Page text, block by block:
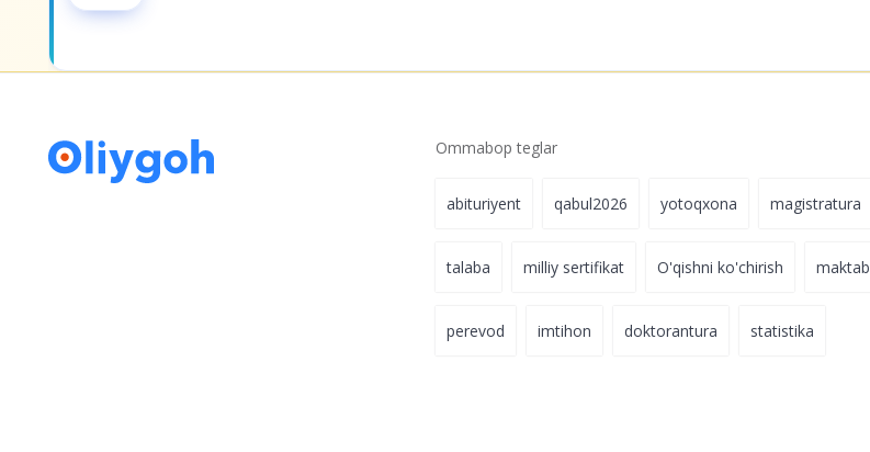
Ommabop teglar
abituriyent qabul2026 yotoqxona magistratura
talaba milliy sertifikat O'qishni ko'chirish maktab
perevod imtihon doktorantura statistika